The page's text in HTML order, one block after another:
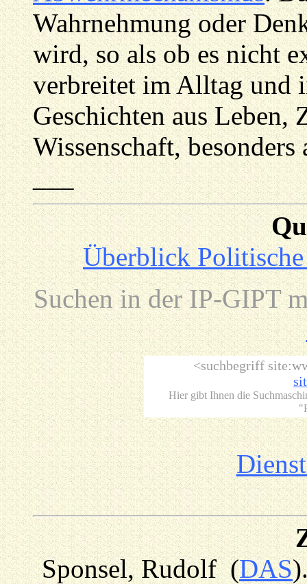
Wahrnehmung oder
wird, so als ob es nicht
verbreitet im Alltag und
Geschichten aus Leben,
Wissenschaft,
___
Überblick
Suchen in der IP-GIPT
<suchbegriff
Hier gibt Ihnen die
Sponsel, Rudolf (DAS